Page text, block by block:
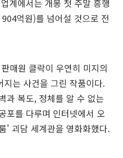
계에서는 개봉 첫 주말 흥행
억원)를 넘어설 것으로 전
매원 클락이 우연히 미지의
지는 사건을 그린 작품이다.
과 복도, 정체를 알 수 없는
포를 다루며 인터넷에서 오
' 괴담 세계관을 영화화했다.